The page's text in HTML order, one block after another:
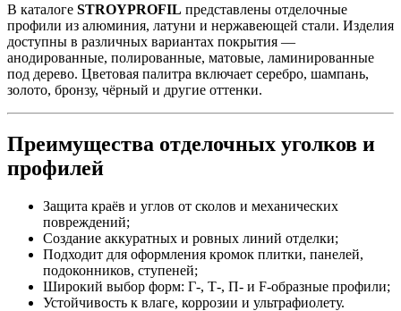
В каталоге STROYPROFIL представлены отделочные
профили из алюминия, латуни и нержавеющей стали. Изделия
доступны в различных вариантах покрытия —
анодированные, полированные, матовые, ламинированные
под дерево. Цветовая палитра включает серебро, шампань,
золото, бронзу, чёрный и другие оттенки.
Преимущества отделочных уголков и
профилей
Защита краёв и углов от сколов и механических
повреждений;
Создание аккуратных и ровных линий отделки;
Подходит для оформления кромок плитки, панелей,
подоконников, ступеней;
Широкий выбор форм: Г-, Т-, П- и F-образные профили;
Устойчивость к влаге, коррозии и ультрафиолету.